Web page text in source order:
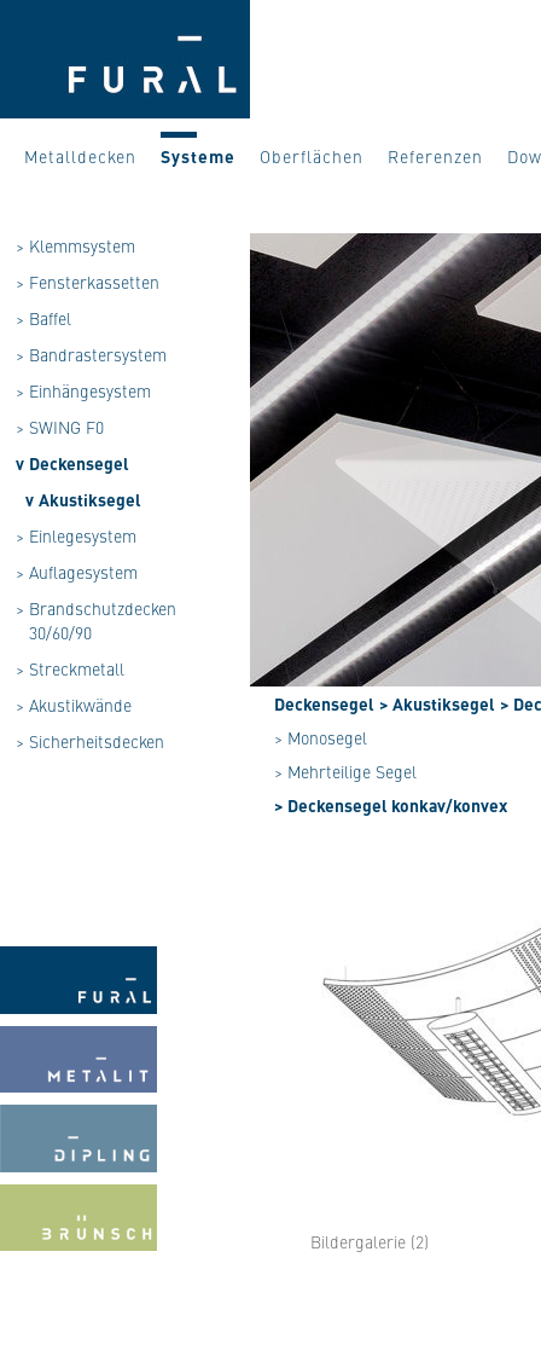
Metalldecken Systeme Oberflächen Referenzen
> Klemmsystem
> Fensterkassetten
> Baffel
> Bandrastersystem
> Einhängesystem
> SWING F0
v Deckensegel
v Akustiksegel
> Einlegesystem
> Auflagesystem
> Brandschutzdecken
30/60/90
> Streckmetall
> Akustikwände
> Sicherheitsdecken
Deckensegel > Akustiksegel >
> Monosegel
> Mehrteilige Segel
> Deckensegel konkav/konvex
Bildergalerie (2)